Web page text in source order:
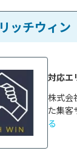
ッチウィン
株式会
た集客
る
対応エ